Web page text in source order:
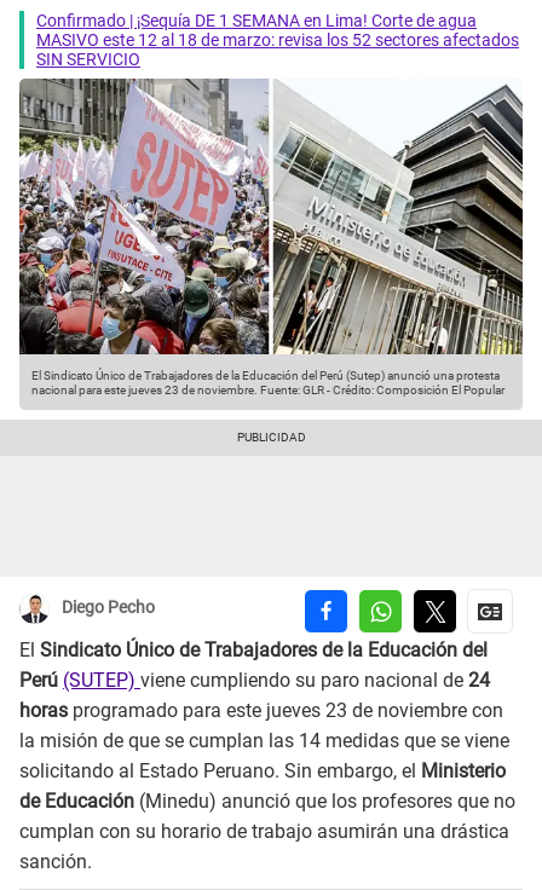
Confirmado | ¡Sequía DE 1 SEMANA en Lima! Corte de agua
MASIVO este 12 al 18 de marzo: revisa los 52 sectores afectados
SIN SERVICIO
El Sindicato Único de Trabajadores de la Educación del Perú (Sutep) anunció una protesta
nacional para este jueves 23 de noviembre. Fuente: GLR-Crédito: Composición El Popular
Diego Pecho
El Sindicato Único de Trabajadores de la Educación del
Perú (SUTEP) viene cumpliendo su paro nacional de 24
horas programado para este jueves 23 de noviembre con
la misión de que se cumplan las 14 medidas que se viene
solicitando al Estado Peruano. Sin embargo, el Ministerio
de Educación (Minedu) anunció que los profesores que no
cumplan con su horario de trabajo asumirán una drástica
sanción.